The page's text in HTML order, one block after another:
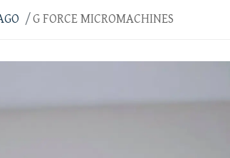
G FORCE MICROMACHINES